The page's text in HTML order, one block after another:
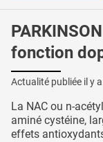
fonction
Actualité publiée il y a
La NAC ou n-
aminé cystéine,
effets